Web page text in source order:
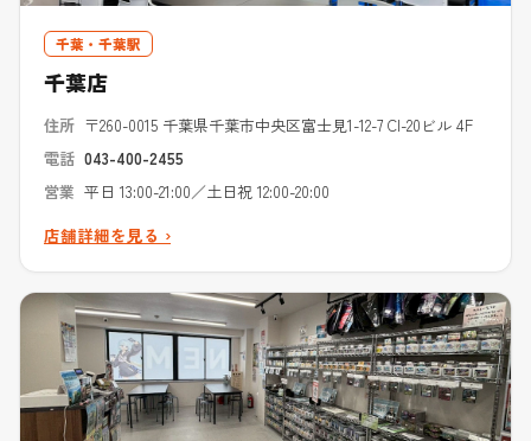
千葉・千葉駅
千葉店
住所 〒260-0015 千葉県千葉市中央区富士見1-12-7 CI-20ビル 4F
電話 043-400-2455
営業 平日 13:00-21:00／土日祝 12:00-20:00
店舗詳細を見る ›